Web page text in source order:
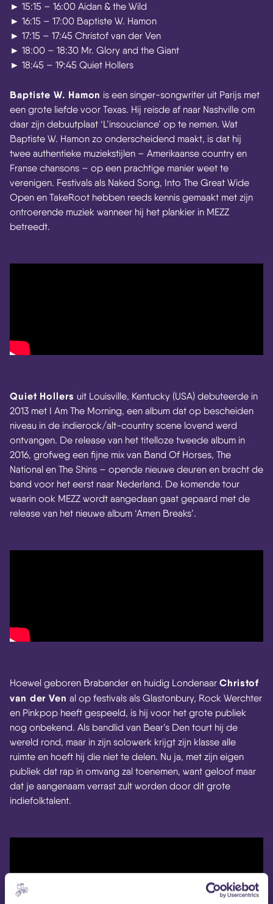
► 15:15 – 16:00 Aidan & the Wild
► 16:15 – 17:00 Baptiste W. Hamon
► 17:15 – 17:45 Christof van der Ven
► 18:00 – 18:30 Mr. Glory and the Giant
► 18:45 – 19:45 Quiet Hollers
Baptiste W. Hamon is een singer-songwriter uit Parijs met
een grote liefde voor Texas. Hij reisde af naar Nashville om
daar zijn debuutplaat ‘L’insouciance’ op te nemen. Wat
Baptiste W. Hamon zo onderscheidend maakt, is dat hij
twee authentieke muziekstijlen – Amerikaanse country en
Franse chansons – op een prachtige manier weet te
verenigen. Festivals als Naked Song, Into The Great Wide
Open en TakeRoot hebben reeds kennis gemaakt met zijn
ontroerende muziek wanneer hij het plankier in MEZZ
betreedt.
Quiet Hollers uit Louisville, Kentucky (USA) debuteerde in
2013 met I Am The Morning, een album dat op bescheiden
niveau in de indierock/alt-country scene lovend werd
ontvangen. De release van het titelloze tweede album in
2016, grofweg een fijne mix van Band Of Horses, The
National en The Shins – opende nieuwe deuren en bracht de
band voor het eerst naar Nederland. De komende tour
waarin ook MEZZ wordt aangedaan gaat gepaard met de
release van het nieuwe album ‘Amen Breaks’.
Hoewel geboren Brabander en huidig Londenaar Christof
van der Ven al op festivals als Glastonbury, Rock Werchter
en Pinkpop heeft gespeeld, is hij voor het grote publiek
nog onbekend. Als bandlid van Bear’s Den tourt hij de
wereld rond, maar in zijn solowerk krijgt zijn klasse alle
ruimte en hoeft hij die niet te delen. Nu ja, met zijn eigen
publiek dat rap in omvang zal toenemen, want geloof maar
dat je aangenaam verrast zult worden door dit grote
indiefolktalent.